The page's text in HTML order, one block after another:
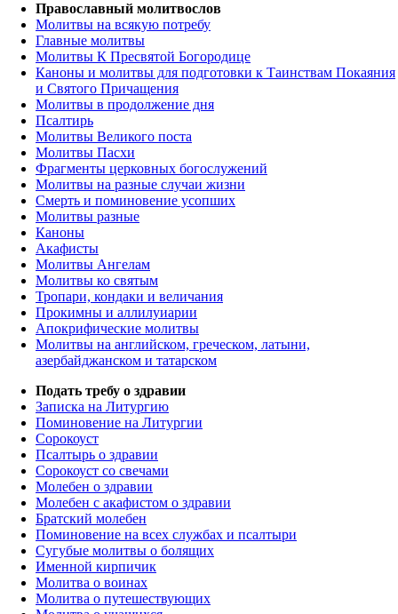
Православный молитвослов
Молитвы на всякую потребу
Главные молитвы
Молитвы К Пресвятой Богородице
Каноны и молитвы для подготовки к Таинствам Покаяния
и Святого Причащения
Молитвы в продолжение дня
Псалтирь
Молитвы Великого поста
Молитвы Пасхи
Фрагменты церковных богослужений
Молитвы на разные случаи жизни
Смерть и поминовение усопших
Молитвы разные
Каноны
Акафисты
Молитвы Ангелам
Молитвы ко святым
Тропари, кондаки и величания
Прокимны и аллилуиарии
Апокрифические молитвы
Молитвы на английском, греческом, латыни,
азербайджанском и татарском
Подать требу о здравии
Записка на Литургию
Поминовение на Литургии
Сорокоуст
Псалтырь о здравии
Сорокоуст со свечами
Молебен о здравии
Молебен с акафистом о здравии
Братский молебен
Поминовение на всех службах и псалтыри
Сугубые молитвы о болящих
Именной кирпичик
Молитва о воинах
Молитва о путешествующих